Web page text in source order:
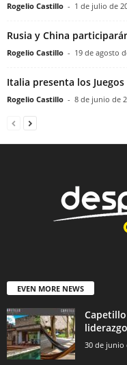
Rogelio Castillo - 1 de julio de
Rusia y China
Rogelio Castillo - 19 de agosto
Italia presenta los
Rogelio Castillo - 8 de junio de
EVEN MORE NEWS
Capetillo
30 de junio